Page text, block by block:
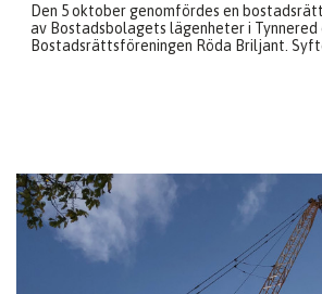
Den 5 oktober genomfördes en
av Bostadsbolagets lägenheter i
Bostadsrättsföreningen Röda Briljant.